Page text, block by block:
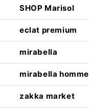
SHOP Marisol
eclat premium
mirabella
mirabella homme
zakka market